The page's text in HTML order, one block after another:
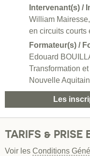
Intervenant(s) /
William
en circuits courts
Formateur(s) /
Edouard
Transformation
Nouvelle
Les
TARIFS & PRISE
Voir les Conditions